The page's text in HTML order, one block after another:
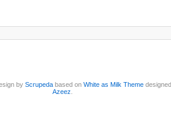
byScrupeda based onWhite as Milk Theme
Azeez